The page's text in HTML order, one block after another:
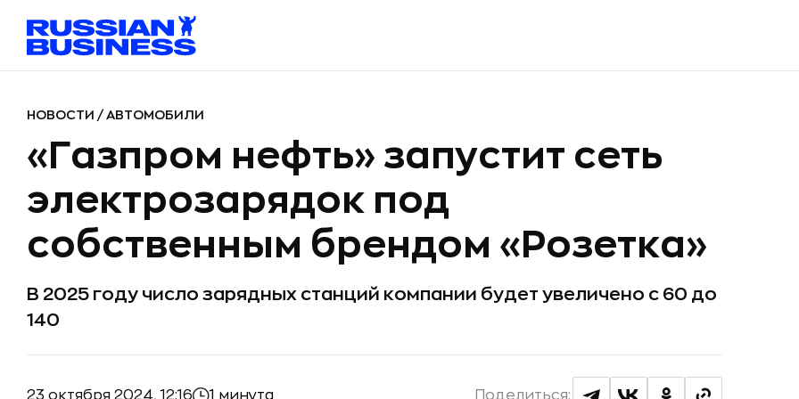
НОВОСТИ / АВТОМОБИЛИ
«Газпром нефть» запустит сеть
электрозарядок под
собственным брендом «Розетка»
В 2025 году число зарядных станций компании будет увеличено c 60 до
140
23 октября 2024, 12:16 1 минута Поделиться: